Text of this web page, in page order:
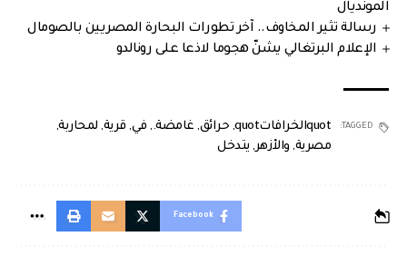
المونديال
رسالة تثير المخاوف.. آخر تطورات البحارة المصريين بالصومال
الإعلام البرتغالي يشنّ هجوما لاذعا على رونالدو
TAGGED: quotالخرافاتquot , حرائق, غامضة., في, قرية, لمحاربة,
مصرية, والأزهر, يتدخل
Facebook